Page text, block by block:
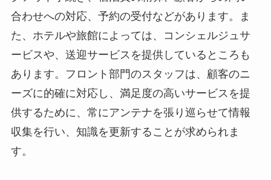
合わせへの対応、予約の受付などがあります。ま
た、ホテルや旅館によっては、コンシェルジュサ
ービスや、送迎サービスを提供しているところも
あります。フロント部門のスタッフは、顧客のニ
ーズに的確に対応し、満足度の高いサービスを提
供するために、常にアンテナを張り巡らせて情報
収集を行い、知識を更新することが求められま
す。